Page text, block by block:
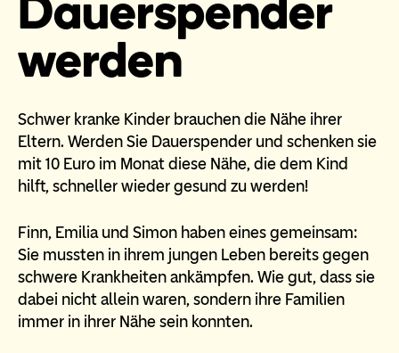
Dauerspender
werden
Schwer kranke Kinder brauchen die Nähe ihrer
Eltern. Werden Sie Dauerspender und schenken sie
mit 10 Euro im Monat diese Nähe, die dem Kind
hilft, schneller wieder gesund zu werden!
Finn, Emilia und Simon haben eines gemeinsam:
Sie mussten in ihrem jungen Leben bereits gegen
schwere Krankheiten ankämpfen. Wie gut, dass sie
dabei nicht allein waren, sondern ihre Familien
immer in ihrer Nähe sein konnten.